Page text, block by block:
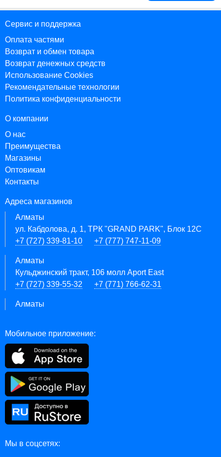
Сервис и поддержка
Оплата частями
Возврат и обмен товара
Возврат денежных средств
Использование Cookies
Рекомендательные технологии
Политика конфиденциальности
О компании
О нас
Преимущества
Магазины
Оптовикам
Контакты
Адреса магазинов
Алматы
ул. Кабдолова, д. 1, ТРК "GRAND PARK", Блок 12C
+7 (727) 339-81-10
+7 (777) 747-11-09
Алматы
Кульджинский тракт, 106 молл Aport East
+7 (727) 339-55-32
+7 (771) 766-62-31
Алматы
Мобильное приложение:
Мы в соцсетях: